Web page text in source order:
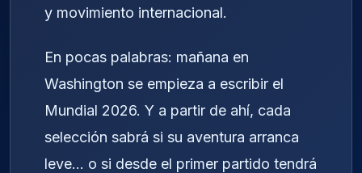
y movimiento internacional.
En pocas palabras: mañana en
Washington se empieza a escribir el
Mundial 2026. Y a partir de ahí, cada
selección sabrá si su aventura arranca
leve… o si desde el primer partido tendrá